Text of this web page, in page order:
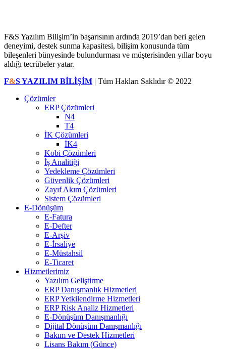
F&S Yazılım Bilişim’in başarısının ardında 2019’dan beri gelen
deneyimi, destek sunma kapasitesi, bilişim konusunda tüm
bileşenleri bünyesinde bulundurması ve müşterisinden yıllar boyu
aldığı tecrübeler yatar.
F&S YAZILIM BİLİŞİM | Tüm Hakları Saklıdır © 2022
Çözümler
ERP Çözümleri
N4
T4
İK Çözümleri
İK4
Kobi Çözümleri
İş Analitiği
Yedekleme Çözümleri
Güvenlik Çözümleri
Zayıf Akım Çözümleri
Sistem Çözümleri
E-Dönüşüm
E-Fatura
E-Defter
E-Arşiv
E-İrsaliye
E-Müstahsil
E-Ticaret
Hizmetlerimiz
Yazılım Geliştirme
ERP Danışmanlık Hizmetleri
ERP Yetkilendirme Hizmetleri
ERP Risk Analiz Hizmetleri
E-Dönüşüm Danışmanlığı
Dijital Dönüşüm Danışmanlığı
Bakım ve Destek Hizmetleri
Lisans Bakım (Günce)